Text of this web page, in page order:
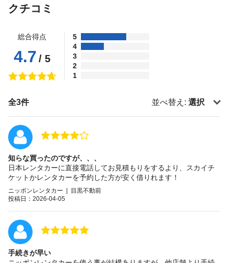
クチコミ
総合得点
4.7 / 5
5
4
3
2
1
全3件 並べ替え: 選択
知らな買ったのですが、、、
日本レンタカーに直接電話してお見積もりをするより、スカイチ
ケットかレンタカーを予約した方が安く借りれます！
ニッポンレンタカー | 目黒不動前
投稿日：2026-04-05
手続きが早い